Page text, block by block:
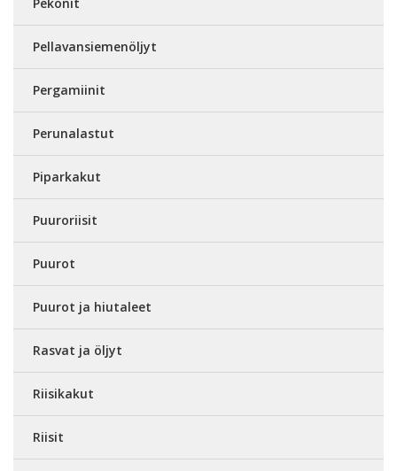
Pellavansiemenöljyt
Pergamiinit
Perunalastut
Piparkakut
Puuroriisit
Puurot
Puurot ja hiutaleet
Rasvat ja öljyt
Riisikakut
Riisit